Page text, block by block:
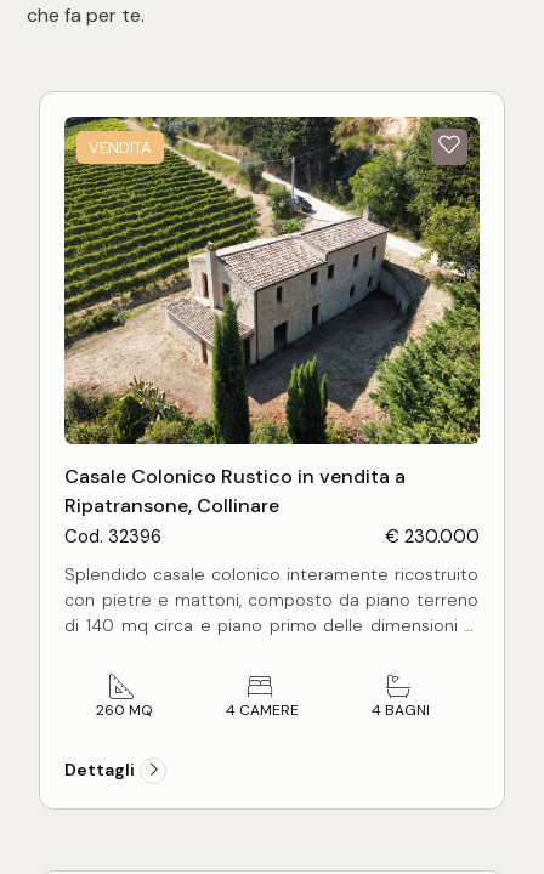
che fa per te.
VENDITA
Casale Colonico Rustico in vendita a
Ripatransone, Collinare
Cod. 32396 € 230.000
Splendido casale colonico interamente ricostruito
con pietre e mattoni, composto da piano terreno
di 140 mq circa e piano primo delle dimensioni di
ed impianti da realizzare.
Il casale è stato costruito demolendo il vecchio
ricostruzione di un edificio in stile tipico colonico
marchigiano con tamponatura in pietra e mattoni
di recupero, solai in legno con travicelli e tavelle e
260 MQ 4 CAMERE 4 BAGNI
Dettagli